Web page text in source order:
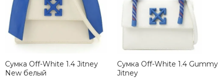
Сумка Off-White 1.4 Jitney
New белый
Сумка Off-White 1.4 Gummy
Jitney